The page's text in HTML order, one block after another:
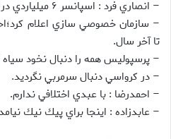
– انصاري فرد : اسپانسر ۶ ميلياردي در تاريخ ايران سابقه نداشت.
– سازمان خصوصي سازي اعلام
تا آخر سال.
– پرسپوليس همه را دنبال نخود سياه
– در كرواسي دنبال سرمربي نگرديد.
– احمدرضا : با عبدي اختلافي ندارم.
– عابدزاده : اينجا براي پيك نيك